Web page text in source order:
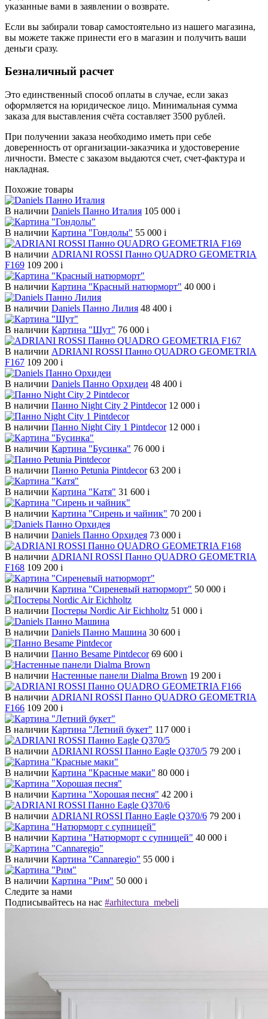
указанные вами в заявлении о возврате.
Если вы забирали товар самостоятельно из нашего магазина,
вы можете также принести его в магазин и получить ваши
деньги сразу.
Безналичный расчет
Это единственный способ оплаты в случае, если заказ
оформляется на юридическое лицо. Минимальная сумма
заказа для выставления счёта составляет 3500 рублей.
При получении заказа необходимо иметь при себе
доверенность от организации-заказчика и удостоверение
личности. Вместе с заказом выдаются счет, счет-фактура и
накладная.
Похожие товары
В наличии Daniels Панно Италия 105 000 i
В наличии Картина "Гондолы" 55 000 i
В наличии ADRIANI ROSSI Панно QUADRO GEOMETRIA
F169 109 200 i
В наличии Картина "Красный натюрморт" 40 000 i
В наличии Daniels Панно Лилия 48 400 i
В наличии Картина "Шут" 76 000 i
В наличии ADRIANI ROSSI Панно QUADRO GEOMETRIA
F167 109 200 i
В наличии Daniels Панно Орхидеи 48 400 i
В наличии Панно Night City 2 Pintdecor 12 000 i
В наличии Панно Night City 1 Pintdecor 12 000 i
В наличии Картина "Бусинка" 76 000 i
В наличии Панно Petunia Pintdecor 63 200 i
В наличии Картина "Катя" 31 600 i
В наличии Картина "Сирень и чайник" 70 200 i
В наличии Daniels Панно Орхидея 73 000 i
В наличии ADRIANI ROSSI Панно QUADRO GEOMETRIA
F168 109 200 i
В наличии Картина "Сиреневый натюрморт" 50 000 i
В наличии Постеры Nordic Air Eichholtz 51 000 i
В наличии Daniels Панно Машина 30 600 i
В наличии Панно Besame Pintdecor 69 600 i
В наличии Настенные панели Dialma Brown 19 200 i
В наличии ADRIANI ROSSI Панно QUADRO GEOMETRIA
F166 109 200 i
В наличии Картина "Летний букет" 117 000 i
В наличии ADRIANI ROSSI Панно Eagle Q370/5 79 200 i
В наличии Картина "Красные маки" 80 000 i
В наличии Картина "Хорошая песня" 42 200 i
В наличии ADRIANI ROSSI Панно Eagle Q370/6 79 200 i
В наличии Картина "Натюрморт с супницей" 40 000 i
В наличии Картина "Cannaregio" 55 000 i
В наличии Картина "Рим" 50 000 i
Следите за нами
Подписывайтесь на нас #arhitectura_mebeli